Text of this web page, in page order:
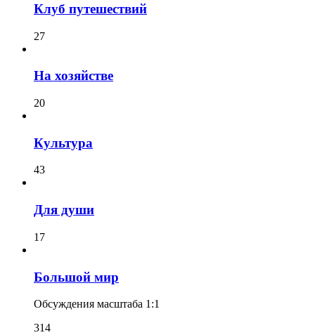
Клуб путешествий
27
На хозяйстве
20
Культура
43
Для души
17
Большой мир
Обсуждения масштаба 1:1
314